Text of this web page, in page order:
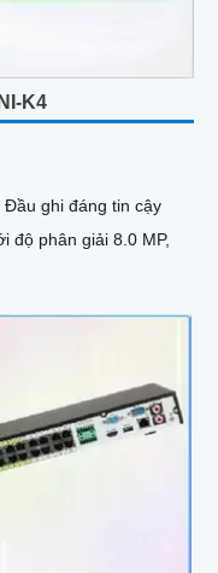
K4
Đầu ghi đáng tin cậy